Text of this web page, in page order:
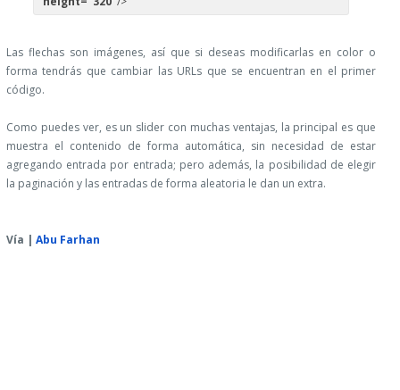
Las flechas son imágenes, así que si deseas modificarlas en color o
forma tendrás que cambiar las URLs que se encuentran en el primer
código.
Como puedes ver, es un slider con muchas ventajas, la principal es que
muestra el contenido de forma automática, sin necesidad de estar
agregando entrada por entrada; pero además, la posibilidad de elegir
la paginación y las entradas de forma aleatoria le dan un extra.
Vía | Abu Farhan